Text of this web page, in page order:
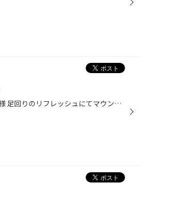
皆様こんにちは 今回のご紹介は、アイシスのお客様 足回りのリフレッシュにてマウント関係からショックアブソーバーの交換です。 走行距離や年数が経ってくるとふにゃふにゃした乗り心地になってきますよね 大きくはショックが機能しなくなってしまうと特に高速走行時などで フラフラしてしまいます...